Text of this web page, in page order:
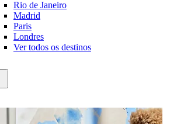
Rio de Janeiro
Madrid
Paris
Londres
Ver todos os destinos